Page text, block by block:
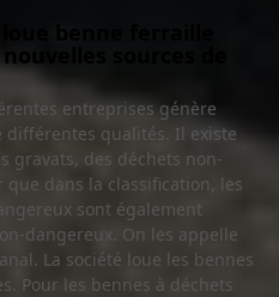
sources de
entreprises génère
différentes qualités. Il existe
gravats, des déchets non-
dans la classification, les
sont également
dangereux. On les appelle
La société loue les bennes
Pour les bennes à déchets